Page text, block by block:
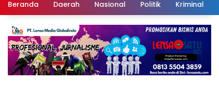
Beranda Daerah Nasional Politik Kriminal